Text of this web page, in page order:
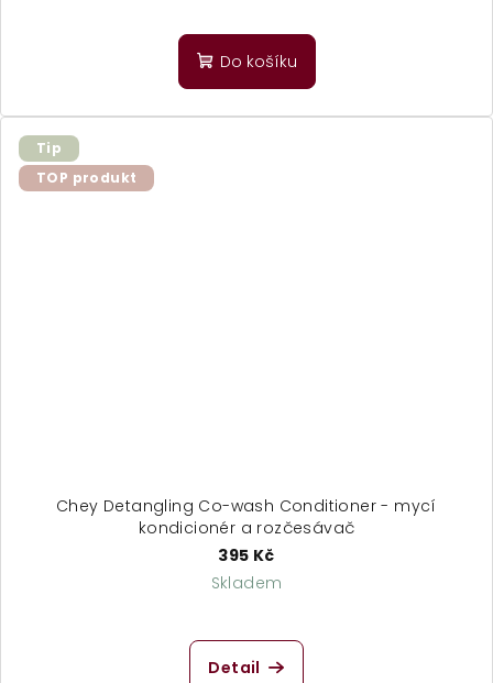
Do košíku
Tip
TOP produkt
Chey Detangling Co-wash Conditioner - mycí
kondicionér a rozčesávač
395 Kč
Skladem
Detail